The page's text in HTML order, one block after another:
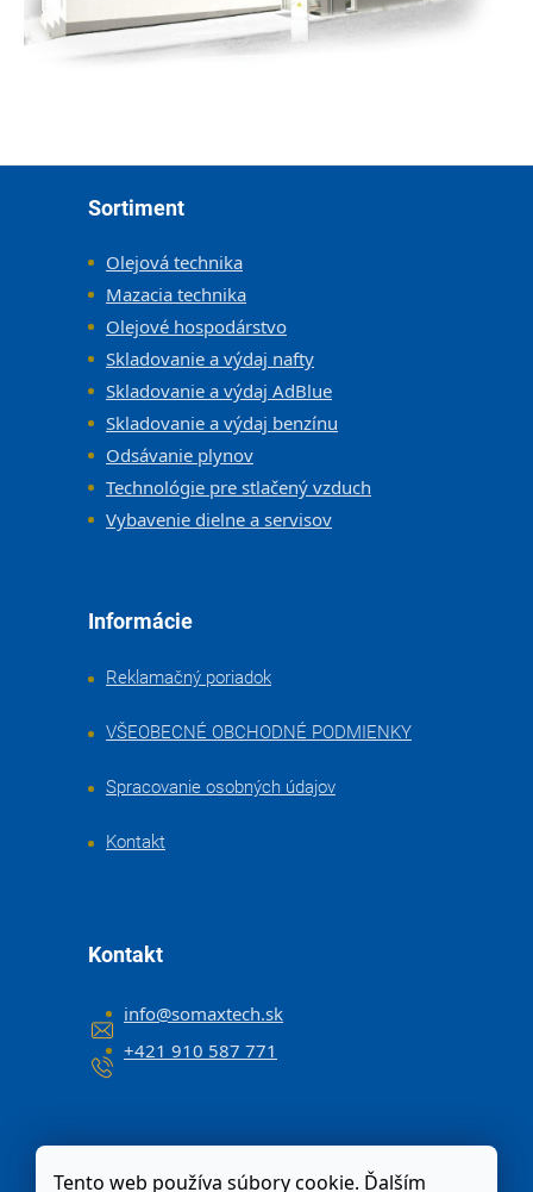
Tento web používa súbory cookie. Ďalším
Sortiment
Olejová technika
Mazacia technika
Olejové hospodárstvo
Skladovanie a výdaj nafty
Skladovanie a výdaj AdBlue
Skladovanie a výdaj benzínu
Odsávanie plynov
Technológie pre stlačený vzduch
Vybavenie dielne a servisov
Informácie
Reklamačný poriadok
VŠEOBECNÉ OBCHODNÉ PODMIENKY
Spracovanie osobných údajov
Kontakt
Kontakt
info@somaxtech.sk
+421 910 587 771